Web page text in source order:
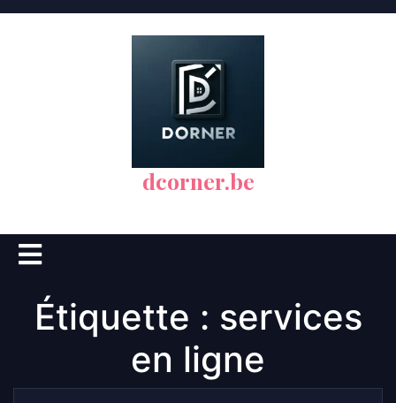
dcorner.be
Open
Button
Étiquette : services
en ligne